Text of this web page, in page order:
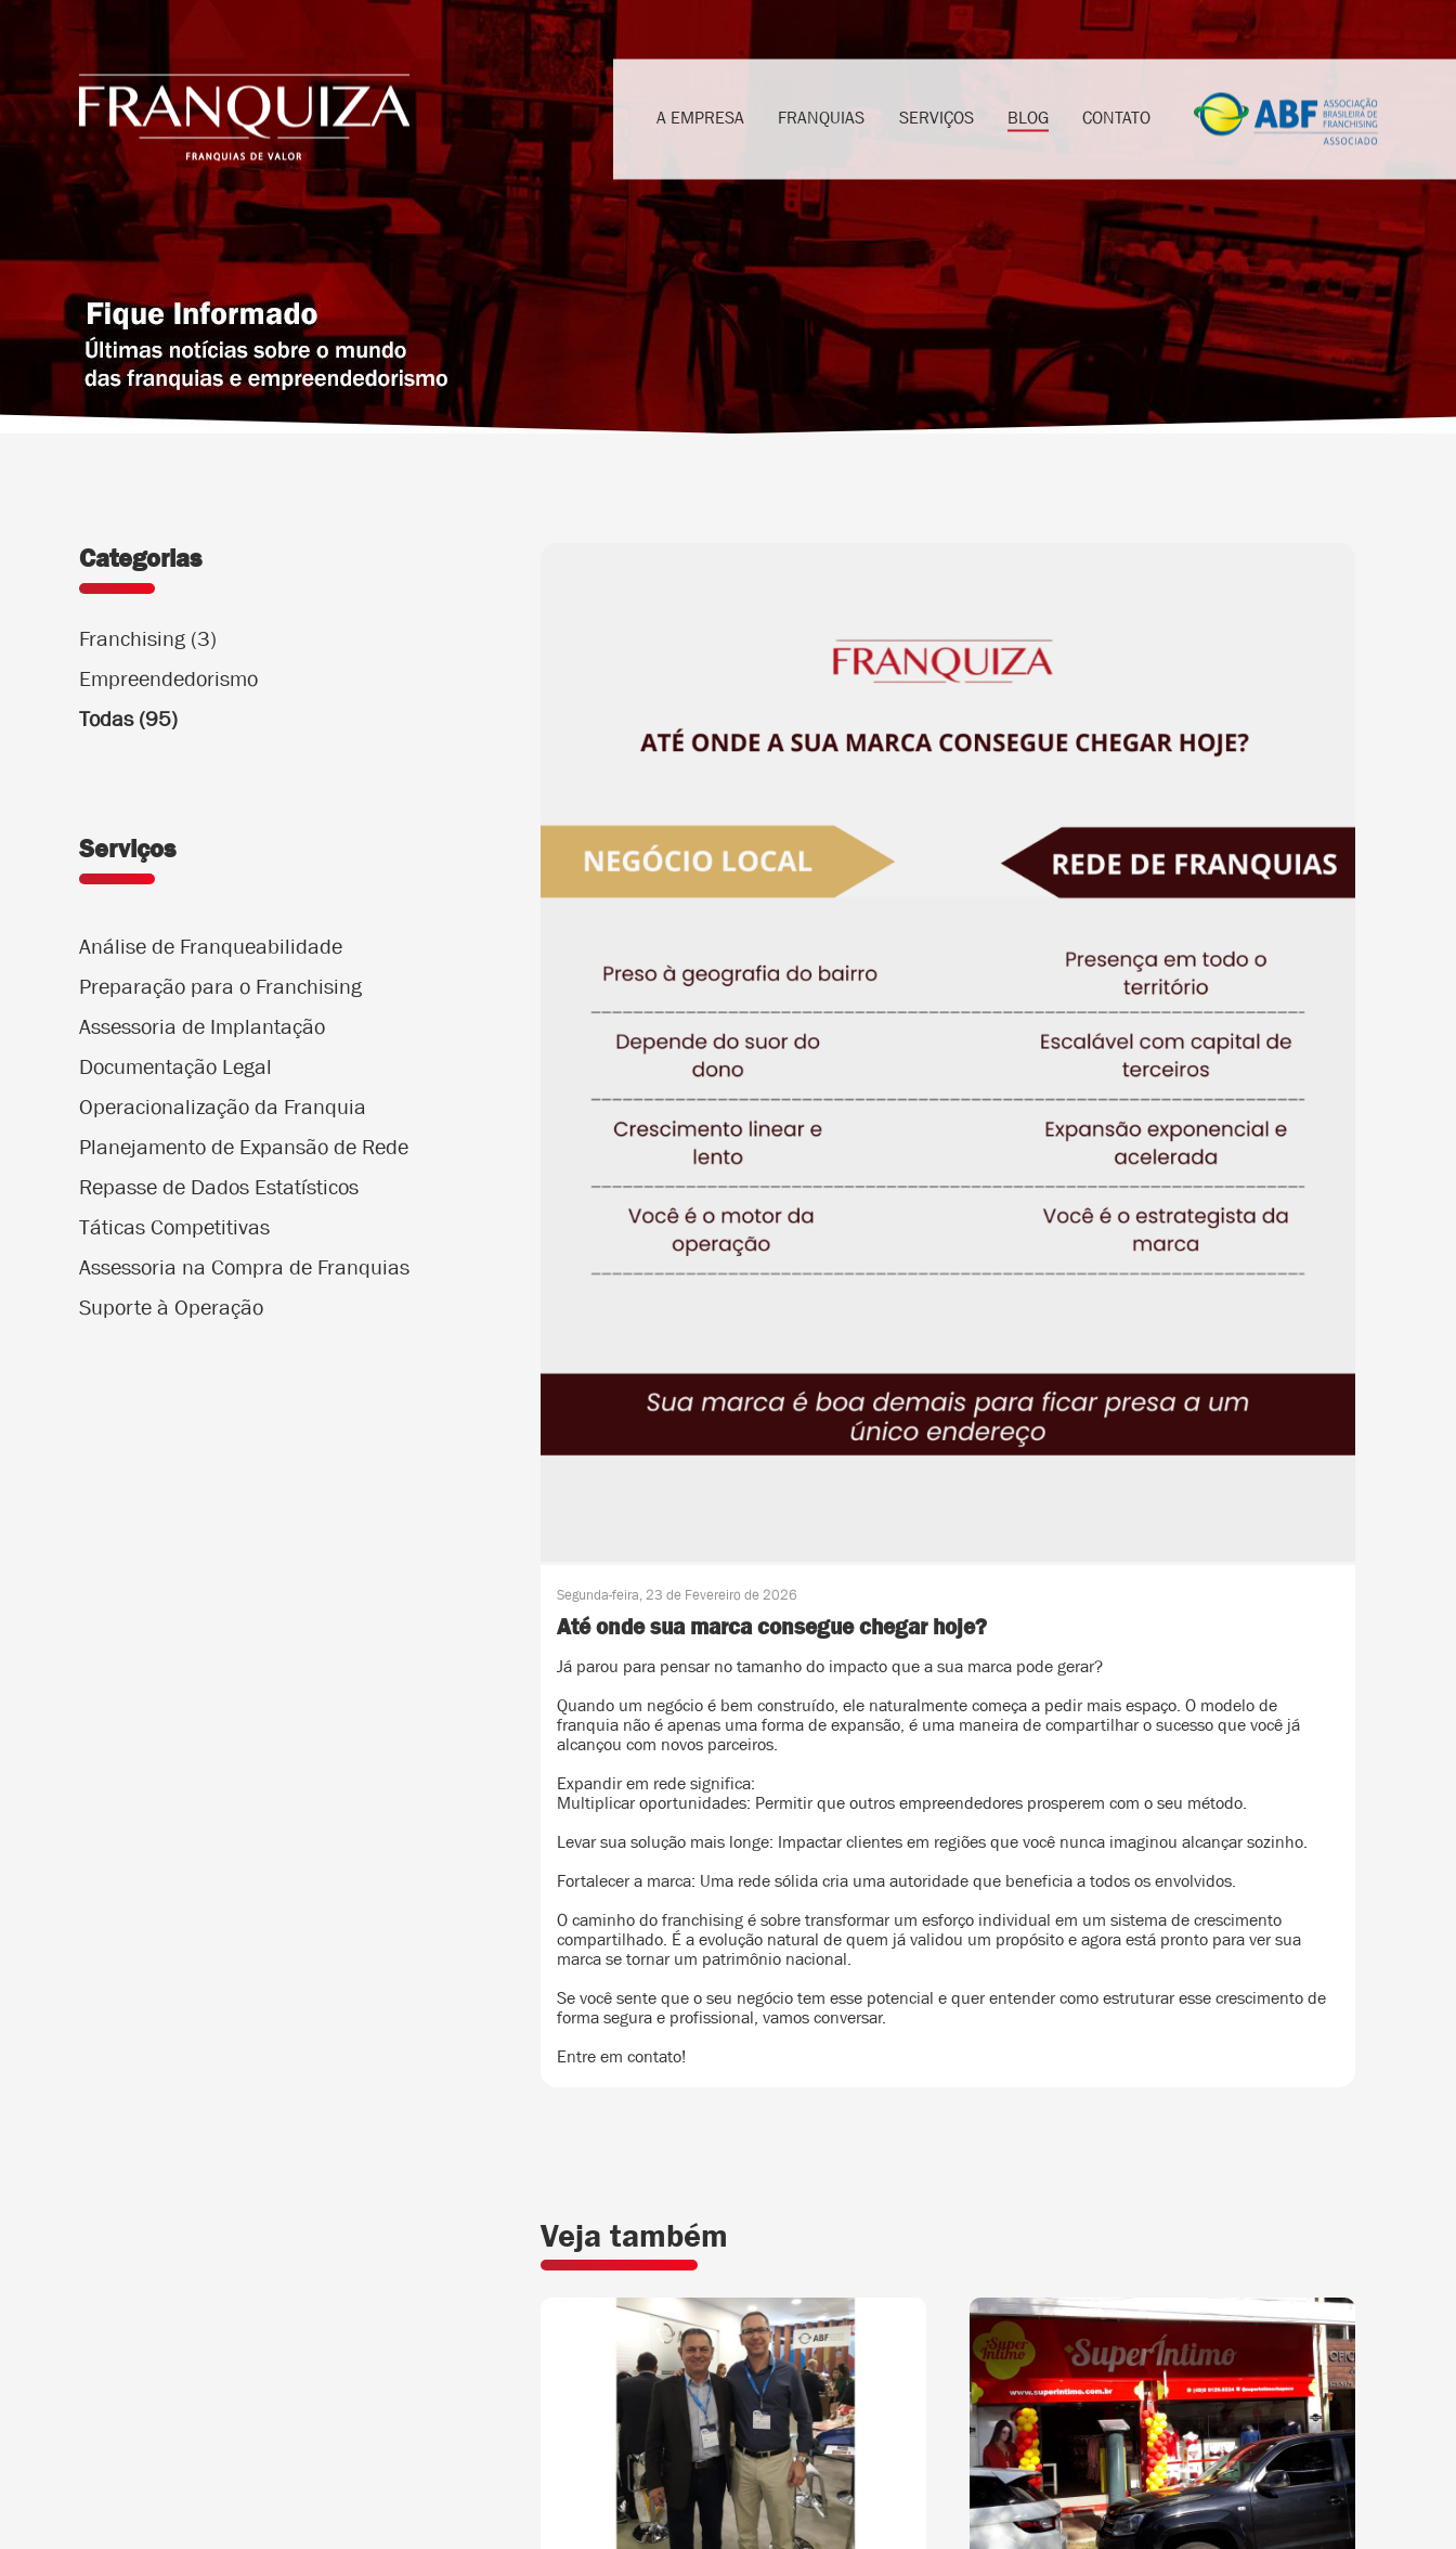
A EMPRESA FRANQUIAS SERVIÇOS BLOG CONTATO
Segunda-feira, 23 de Fevereiro de 2026
Até onde sua marca consegue chegar hoje?
Já parou para pensar no tamanho do impacto que a sua marca pode gerar?
Quando um negócio é bem construído, ele naturalmente começa a pedir mais espaço. O modelo de
franquia não é apenas uma forma de expansão, é uma maneira de compartilhar o sucesso que você já
alcançou com novos parceiros.
Expandir em rede significa:
Multiplicar oportunidades: Permitir que outros empreendedores prosperem com o seu método.
Levar sua solução mais longe: Impactar clientes em regiões que você nunca imaginou alcançar sozinho.
Fortalecer a marca: Uma rede sólida cria uma autoridade que beneficia a todos os envolvidos.
O caminho do franchising é sobre transformar um esforço individual em um sistema de crescimento
compartilhado. É a evolução natural de quem já validou um propósito e agora está pronto para ver sua
marca se tornar um patrimônio nacional.
Se você sente que o seu negócio tem esse potencial e quer entender como estruturar esse crescimento de
forma segura e profissional, vamos conversar.
Entre em contato!
Veja também
Categorias
Franchising (3)
Empreendedorismo
Todas (95)
Serviços
Análise de Franqueabilidade
Preparação para o Franchising
Assessoria de Implantação
Documentação Legal
Operacionalização da Franquia
Planejamento de Expansão de Rede
Repasse de Dados Estatísticos
Táticas Competitivas
Assessoria na Compra de Franquias
Suporte à Operação